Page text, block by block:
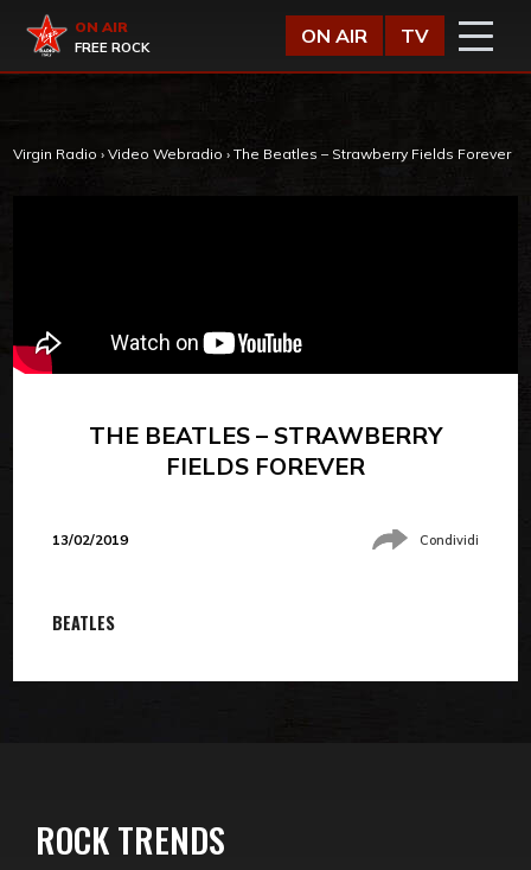
Virgin Radio
ON AIR
FREE ROCK
ON AIR TV
Virgin Radio › Video Webradio › The Beatles – Strawberry Fields Forever
THE BEATLES – STRAWBERRY
FIELDS FOREVER
13/02/2019 Condividi
BEATLES
ROCK TRENDS